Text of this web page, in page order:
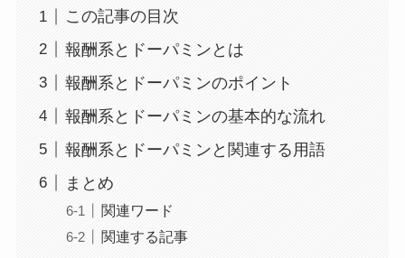
この記事の目次
報酬系とドーパミンとは
報酬系とドーパミンのポイント
報酬系とドーパミンの基本的な流れ
報酬系とドーパミンと関連する用語
まとめ
関連ワード
関連する記事